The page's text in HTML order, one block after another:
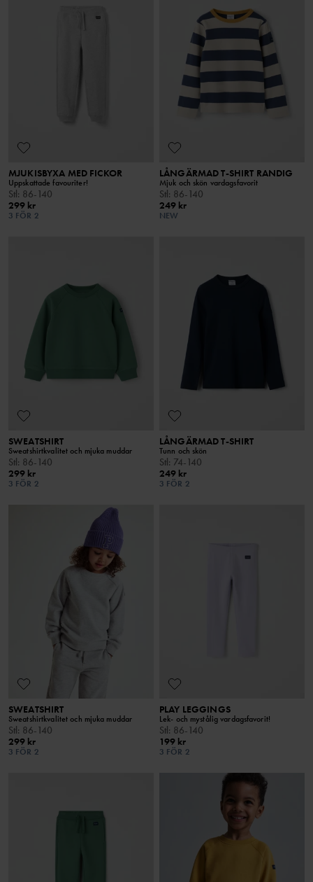
MJUKISBYXA MED FICKOR
Uppskattade favouriter!
Stl: 86-140
299 kr
3 FÖR 2
LÅNGÄRMAD T-SHIRT RANDIG
Mjuk och skön vardagsfavorit
Stl: 86-140
249 kr
NEW
SWEATSHIRT
Sweatshirtkvalitet och mjuka muddar
Stl: 86-140
299 kr
3 FÖR 2
LÅNGÄRMAD T-SHIRT
Tunn och skön
Stl: 74-140
249 kr
3 FÖR 2
SWEATSHIRT
Sweatshirtkvalitet och mjuka muddar
Stl: 86-140
299 kr
3 FÖR 2
PLAY LEGGINGS
Lek- och mystålig vardagsfavorit!
Stl: 86-140
199 kr
3 FÖR 2